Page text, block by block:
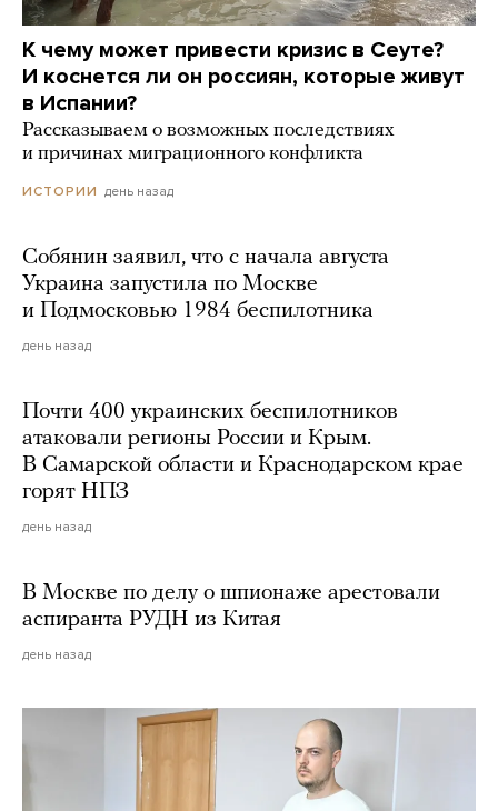
К чему может привести кризис в Сеуте?
И коснется ли он россиян, которые живут
в Испании?
Рассказываем о возможных последствиях
и причинах миграционного конфликта
ИСТОРИИ день назад
Собянин заявил, что с начала августа
Украина запустила по Москве
и Подмосковью 1984 беспилотника
день назад
Почти 400 украинских беспилотников
атаковали регионы России и Крым.
В Самарской области и Краснодарском крае
горят НПЗ
день назад
В Москве по делу о шпионаже арестовали
аспиранта РУДН из Китая
день назад